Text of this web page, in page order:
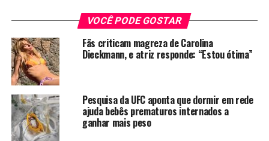
O Twitter tem sido criticado por não fazer o suficiente
para vigiar comportamentos abusivos no serviço de
mensagens e tem enfrentado dificuldades para
encontrar o equilíbrio entre a liberdade de expressão e o
bloqueio de discurso de ódio.
Fonte: Uol Tecnologia
TÓPICOS RELACIONADOS:
VOCÊ PODE GOSTAR
Fãs criticam magreza de Carolina
Dieckmann, e atriz responde: “Estou ótima”
Pesquisa da UFC aponta que dormir em rede
ajuda bebês prematuros internados a
ganhar mais peso